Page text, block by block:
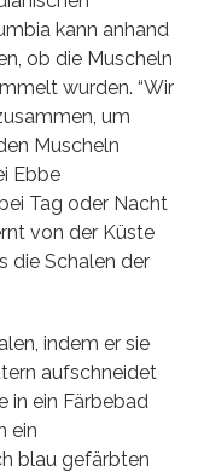
kann anhand
ob die Muscheln
wurden. “Wir
um
Muscheln
Ebbe
Tag oder Nacht
von der Küste
die Schalen der
indem er sie
aufschneidet
in ein Färbebad
ein
blau gefärbten